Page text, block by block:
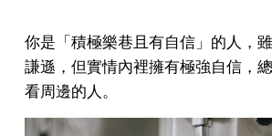
你是「積極樂巷且有自信」的人，
謙遜，但實情內裡擁有極強自信，
看周邊的人。